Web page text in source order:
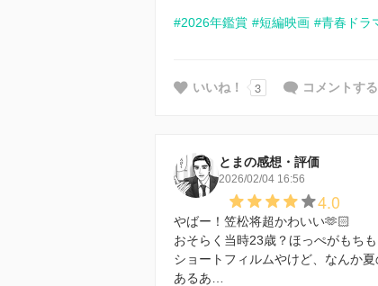
#2026年鑑賞 #短編映画 #青春ドラ
いいね！ 3 コメントする
とまの感想・評価
2026/02/04 16:56
4.0
やばー！笠松将超かわいい🫶🏻
おそらく当時23歳？ほっぺがもち
ショートフィルムやけど、なんか
あるあ…